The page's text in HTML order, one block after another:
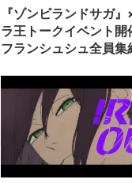
『ゾンビランドサガ
ラ王トークイベント
フランシュシュ全員集